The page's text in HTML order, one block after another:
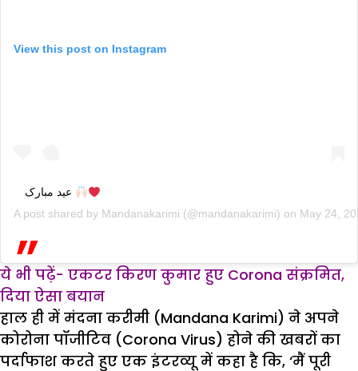
View this post on Instagram
A post shared by Mandanakarimi (@mandanakarimi) on May 24,
ये भी पढ़ें- एकटर किरण कुमार हुए Corona संक्रमित,
दिया ऐसा बयान
हाल ही में मंदना करीमी (Mandana Karimi) ने अपने
कोरोना पॉजीटिव (Corona Virus) होने की खबरों का
पर्दाफाश करते हुए एक इंटरव्यू में कहा है कि, ‘मैं पूरी